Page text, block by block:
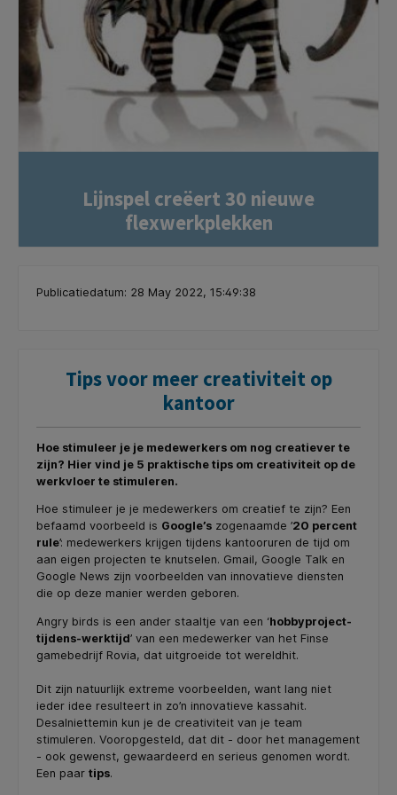
Lijnspel creëert 30 nieuwe
flexwerkplekken
Publicatiedatum: 28 May 2022, 15:49:38
Tips voor meer creativiteit op
kantoor
Hoe stimuleer je je medewerkers om nog creatiever te
zijn? Hier vind je 5 praktische tips om creativiteit op de
werkvloer te stimuleren.
Hoe stimuleer je je medewerkers om creatief te zijn? Een
befaamd voorbeeld is Google’s zogenaamde ’20 percent
rule’: medewerkers krijgen tijdens kantooruren de tijd om
aan eigen projecten te knutselen. Gmail, Google Talk en
Google News zijn voorbeelden van innovatieve diensten
die op deze manier werden geboren.
Angry birds is een ander staaltje van een ‘hobbyproject-
tijdens-werktijd’ van een medewerker van het Finse
gamebedrijf Rovia, dat uitgroeide tot wereldhit.
Dit zijn natuurlijk extreme voorbeelden, want lang niet
ieder idee resulteert in zo’n innovatieve kassahit.
Desalniettemin kun je de creativiteit van je team
stimuleren. Vooropgesteld, dat dit - door het management
- ook gewenst, gewaardeerd en serieus genomen wordt.
Een paar tips.